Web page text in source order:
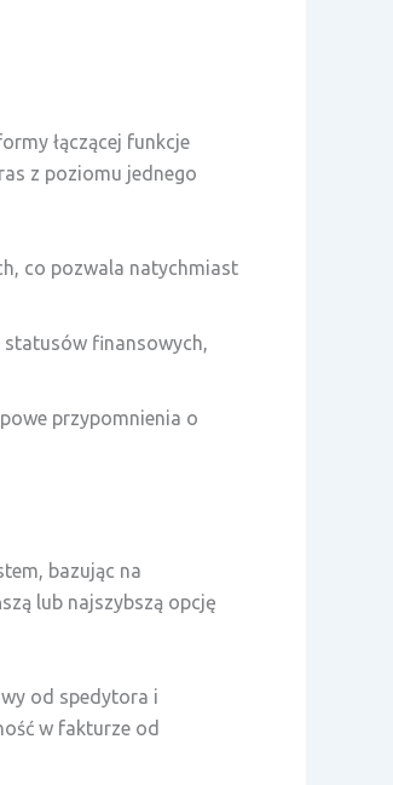
łączącej funkcje
z poziomu jednego
co pozwala natychmiast
statusów finansowych,
przypomnienia o
bazując na
lub najszybszą opcję
od spedytora i
w fakturze od